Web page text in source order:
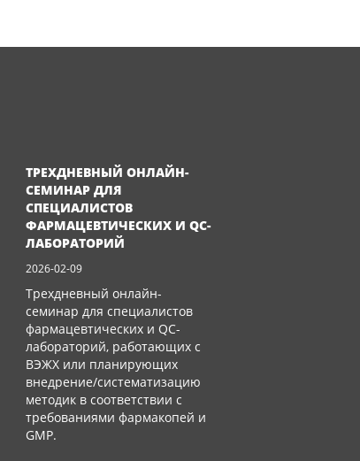
ТРЕХДНЕВНЫЙ ОНЛАЙН-
СЕМИНАР ДЛЯ
СПЕЦИАЛИСТОВ
ФАРМАЦЕВТИЧЕСКИХ И QC-
ЛАБОРАТОРИЙ
2026-02-09
Трехдневный онлайн-
семинар для специалистов
фармацевтических и QC-
лабораторий, работающих с
ВЭЖХ или планирующих
внедрение/систематизацию
методик в соответствии с
требованиями фармакопей и
GMP.